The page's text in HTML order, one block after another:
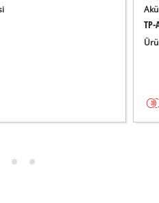
TP-